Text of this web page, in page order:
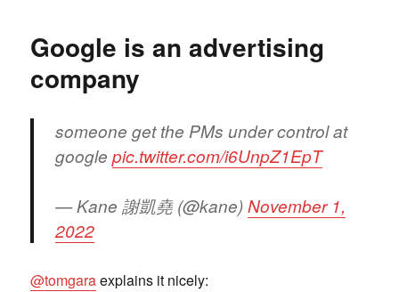
für
Android
Google is an advertising
company
someone get the PMs under control at
googlepic.twitter.com/i6UnpZ1EpT
— Kane 謝凱堯 (@kane)November 1,
2022
@tomgaraexplains it nicely: